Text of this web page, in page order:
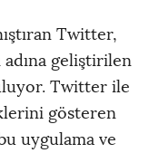
Twitter,
adına geliştirilen
Twitter ile
gösteren
uygulama ve